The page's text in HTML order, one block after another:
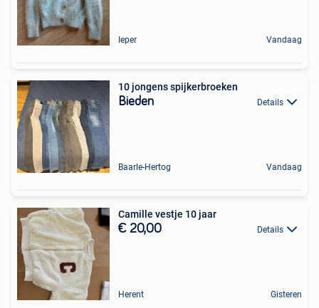
Ieper Vandaag
10 jongens spijkerbroeken
Bieden Details
Baarle-Hertog Vandaag
Camille vestje 10 jaar
€ 20,00 Details
Herent Gisteren